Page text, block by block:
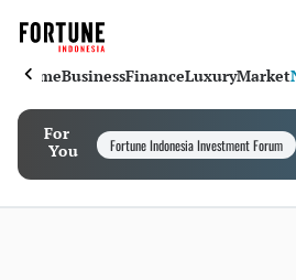
HomeBusinessFinanceLuxuryMarket
For
You
Fortune Indonesia Investment Forum